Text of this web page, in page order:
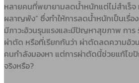
หลายคนที่พยายามลดน้ำหนักแต่ไม่สำเร็จ
ผลาญพัง” ซึ่งทำให้การลดน้ำหนักเป็นเรื่
มีภาวะอ้วนรุนแรงและมีปัญหาสุขภาพ การ
ผ่าตัด หรือที่เรียกกันว่า ผ่าตัดลดความอ้ว
คนกำลังมองหา แต่การผ่าตัดนี้ช่วยแก้ไข
จริงหรือ?